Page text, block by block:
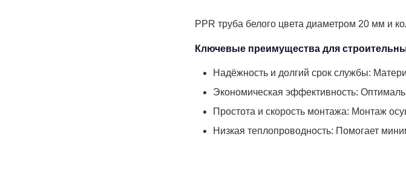
PPR труба белого цвета диаметром 20 мм и
Ключевые преимущества для
Надёжность и долгий срок службы:
Экономическая эффективность:
Простота и скорость монтажа: Монтаж
Низкая теплопроводность: Помогает